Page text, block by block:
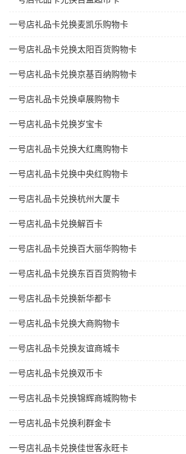
一号店礼品卡兑换麦凯乐购物卡
一号店礼品卡兑换太阳百货购物卡
一号店礼品卡兑换京基百纳购物卡
一号店礼品卡兑换卓展购物卡
一号店礼品卡兑换岁宝卡
一号店礼品卡兑换大红鹰购物卡
一号店礼品卡兑换中央红购物卡
一号店礼品卡兑换杭州大厦卡
一号店礼品卡兑换解百卡
一号店礼品卡兑换百大丽华购物卡
一号店礼品卡兑换东百百货购物卡
一号店礼品卡兑换新华都卡
一号店礼品卡兑换大商购物卡
一号店礼品卡兑换友谊商城卡
一号店礼品卡兑换双币卡
一号店礼品卡兑换锦辉商城购物卡
一号店礼品卡兑换利群金卡
一号店礼品卡兑换佳世客永旺卡